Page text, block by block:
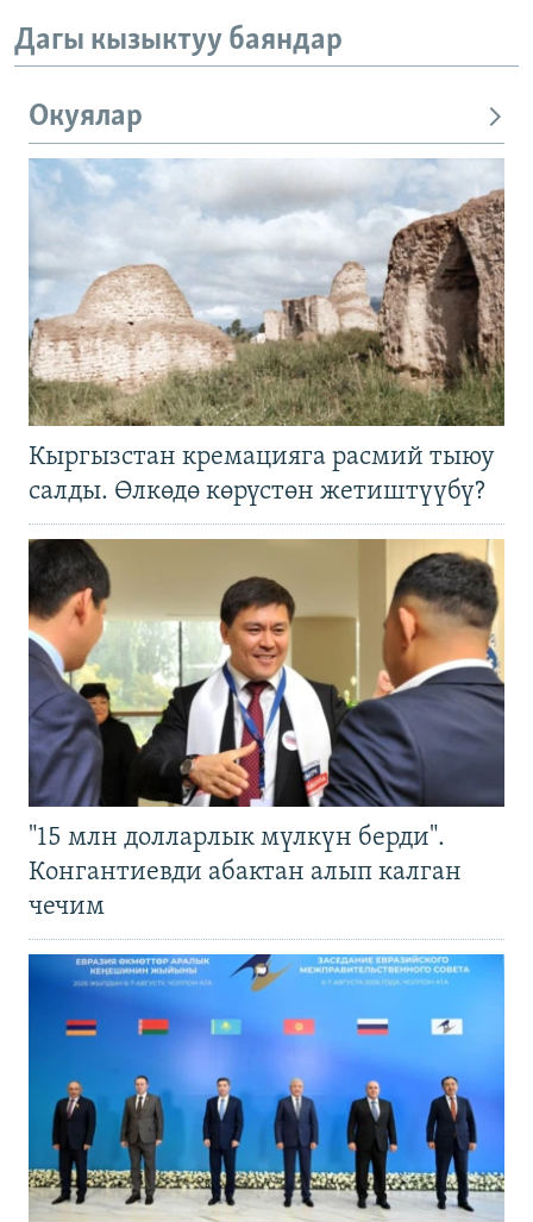
Дагы кызыктуу баяндар
Окуялар
Кыргызстан кремацияга расмий тыюу
салды. Өлкөдө көрүстөн жетиштүүбү?
"15 млн долларлык мүлкүн берди".
Конгантиевди абактан алып калган
чечим